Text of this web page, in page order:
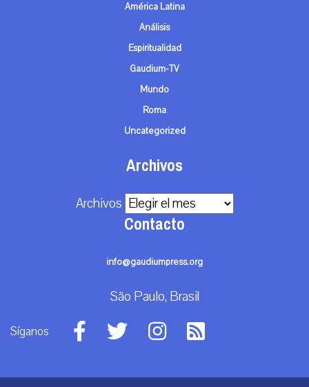
América Latina
Análisis
Espiritualidad
Gaudium-TV
Mundo
Roma
Uncategorized
Archivos
Archivos
Contacto
info@gaudiumpress.org
São Paulo, Brasil
Síganos